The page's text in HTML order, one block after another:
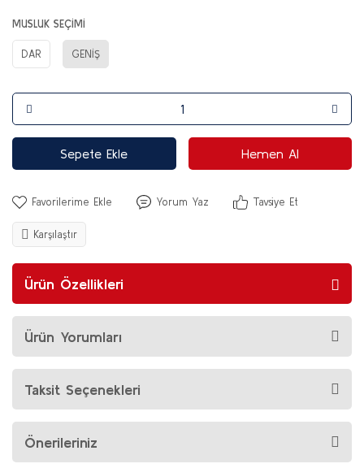
MUSLUK SEÇİMİ
DAR GENİŞ
Sepete Ekle Hemen Al
Yorum Yaz Tavsiye Et
Karşılaştır
Ürün Özellikleri
Ürün Yorumları
Taksit Seçenekleri
Önerileriniz